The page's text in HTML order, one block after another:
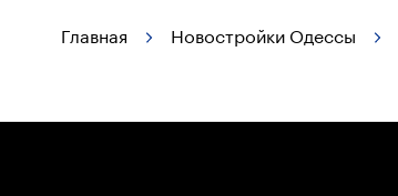
Главная Новостройки Одессы